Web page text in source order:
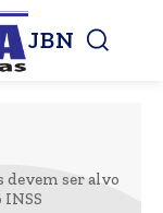
JBN
devem ser alvo
INSS